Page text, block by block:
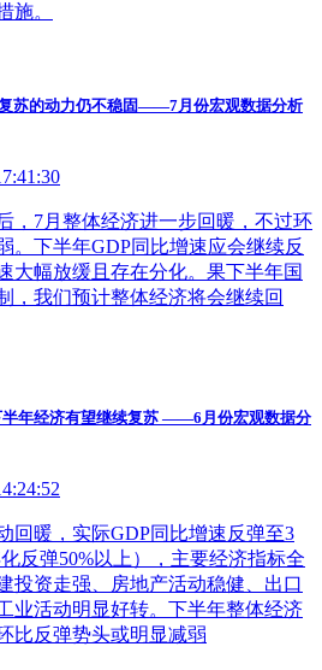
施。
苏的动力仍不稳固——7月份宏观数据分析
，7月整体经济进一步回暖，不过环
。下半年GDP同比增速应会继续反
大幅放缓且存在分化。果下半年国
，我们预计整体经济将会继续回
半年经济有望继续复苏 ——6月份宏观数据分
回暖，实际GDP同比增速反弹至3
反弹50%以上），主要经济指标全
投资走强、房地产活动稳健、出口
业活动明显好转。下半年整体经济
比反弹势头或明显减弱